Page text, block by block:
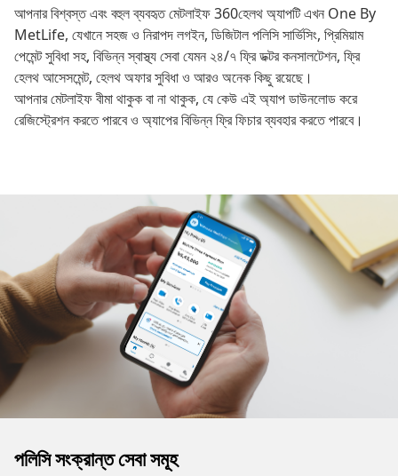
আপনার বিশ্বস্ত এবং বহুল ব্যবহৃত মেটলাইফ 360হেলথ অ্যাপটি এখন One By
MetLife, যেখানে সহজ ও নিরাপদ লগইন, ডিজিটাল পলিসি সার্ভিসিং, প্রিমিয়াম
পেমেন্ট সুবিধা সহ, বিভিন্ন স্বাস্থ্য সেবা যেমন ২৪/৭ ফ্রি ডক্টর কনসালটেশন, ফ্রি
হেলথ আসেসমেন্ট, হেলথ অফার সুবিধা ও আরও অনেক কিছু রয়েছে।
আপনার মেটলাইফ বীমা থাকুক বা না থাকুক, যে কেউ এই অ্যাপ ডাউনলোড করে
রেজিস্ট্রেশন করতে পারবে ও অ্যাপের বিভিন্ন ফ্রি ফিচার ব্যবহার করতে পারবে।
পলিসি সংক্রান্ত সেবা সমূহ